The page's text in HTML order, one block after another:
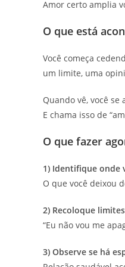
Amor certo amplia
O que está
Você começa
um limite, uma
Quando vê, você
E chama isso de
O que fazer
1) Identifique onde
O que você deixou
2) Recoloque limites
“Eu não vou me
3) Observe se há